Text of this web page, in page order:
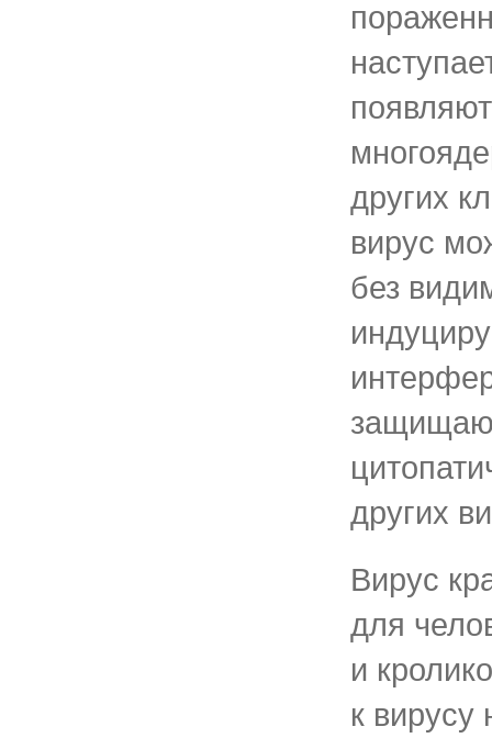
других
вирус
без
других
Вирус
для
и
к вирусу